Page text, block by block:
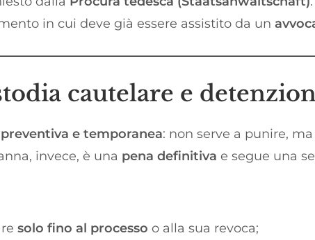
in cui deve già essere assistito da un
cautelare e
e temporanea: non serve a punire,
invece, è una pena definitiva e segue una
solo fino al processo o alla sua revoca;